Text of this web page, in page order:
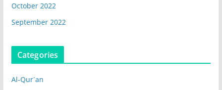
October 2022
September 2022
Categories
Al-Qur`an